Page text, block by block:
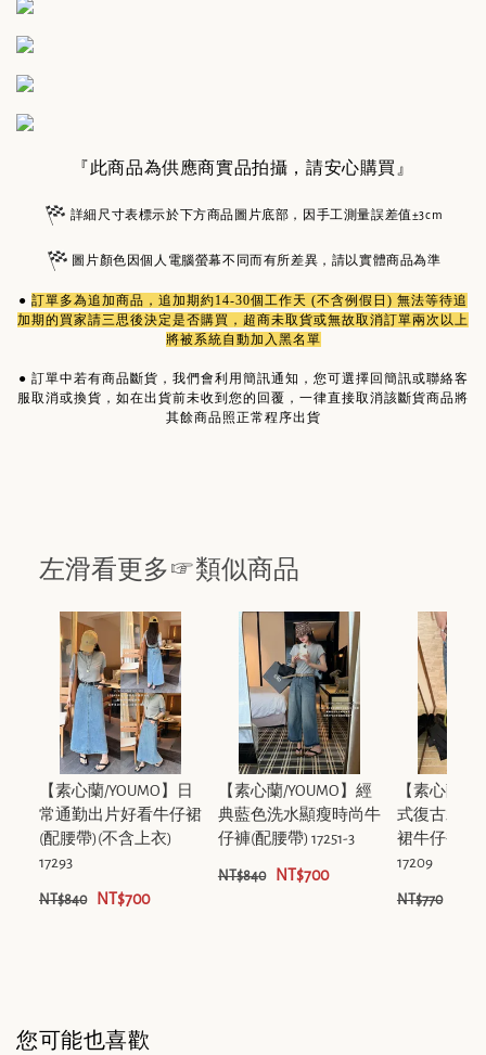
『此商品為供應商實品拍攝，請安心購買』
詳細尺寸表標示於下方商品圖片底部，因手工測量誤差值±3cm
圖片顏色因個人電腦螢幕不同而有所差異，請以實體商品為準
● 訂單多為追加商品 ，追加期約14-30個工作天 (不含例假日) 無法等待追
加期的買家請三思後決定是否購買，超商未取貨或無故取消訂單兩次以上
將被系統自動加入黑名單
● 訂單中若有商品斷貨，我們會利用簡訊通知，您可選擇回簡訊或聯絡客
服取消或換貨，如在出貨前未收到您的回覆，一律直接取消該斷貨商品將
其餘商品照正常程序出貨
左滑看更多☞類似商品
【素心蘭/YOUMO】日
常通勤出片好看牛仔裙
(配腰帶)(不含上衣)
17293
NT$840 NT$700
【素心蘭/YOUMO】經
典藍色洗水顯瘦時尚牛
仔褲(配腰帶) 17251-3
NT$840 NT$700
【素心蘭/
式復古水洗
裙牛仔裙(
17209
NT$770
您可能也喜歡